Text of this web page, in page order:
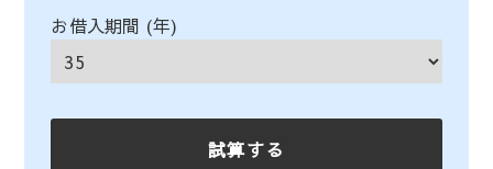
お借入期間 (年)